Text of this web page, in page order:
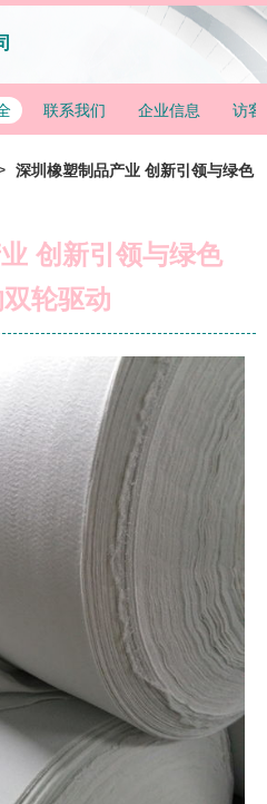
联系我们 企业信息 访客
深圳橡塑制品产业 创新引领与绿色
创新引领与绿色
轮驱动